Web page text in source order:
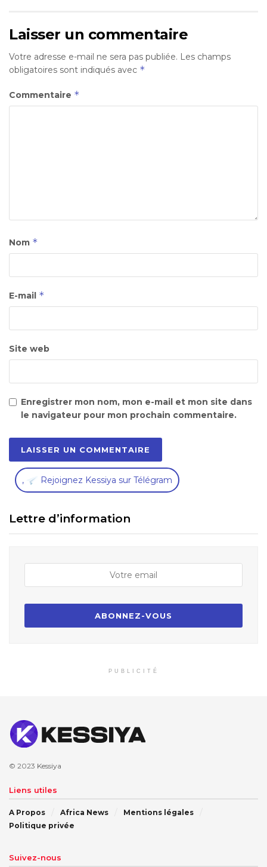
Laisser un commentaire
Votre adresse e-mail ne sera pas publiée. Les champs
obligatoires sont indiqués avec *
Commentaire *
Nom *
E-mail *
Site web
Enregistrer mon nom, mon e-mail et mon site dans
le navigateur pour mon prochain commentaire.
, Rejoignez Kessiya sur Télégram
Lettre d’information
PUBLICITÉ
© 2023 Kessiya
Liens utiles
A Propos Africa News
Mentions légales
Politique privée
Suivez-nous